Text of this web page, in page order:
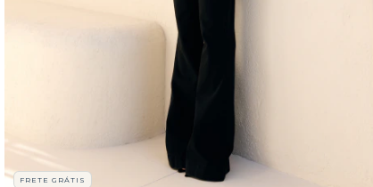
FRETE GRÁTIS